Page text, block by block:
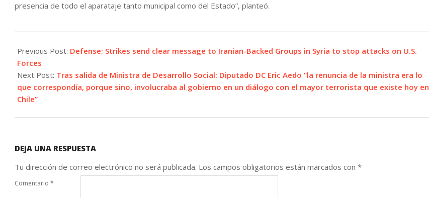
presencia de todo el aparataje tanto municipal como del Estado”, planteó.
08-
25
Previous Post: Defense: Strikes send clear message to Iranian-Backed Groups in Syria to stop attacks on U.S.
Forces
Next Post: Tras salida de Ministra de Desarrollo Social: Diputado DC Eric Aedo “la renuncia de la ministra era lo
que correspondía, porque sino, involucraba al gobierno en un diálogo con el mayor terrorista que existe hoy en
Chile”
DEJA UNA RESPUESTA
Tu dirección de correo electrónico no será publicada. Los campos obligatorios están marcados con *
Comentario *